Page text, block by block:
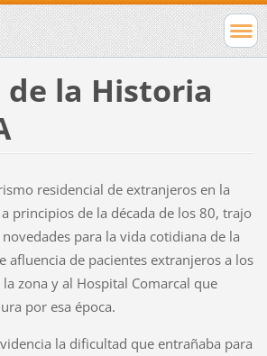
de la Historia
residencial de extranjeros en la
principios de la década de los 80, trajo
para la vida cotidiana de la
afluencia de pacientes extranjeros a los
zona y al Hospital Comarcal que
por esa época.
la dificultad que entrañaba para